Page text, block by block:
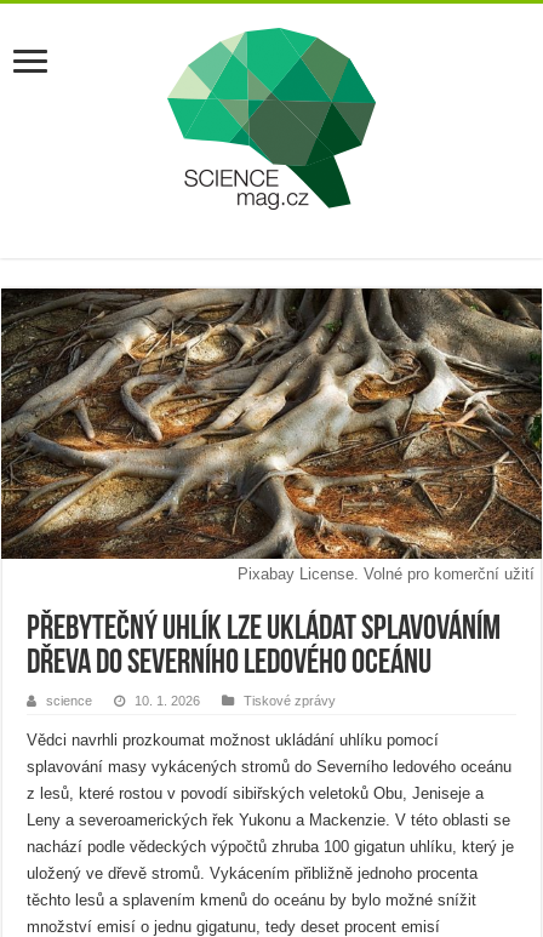
Pixabay License. Volné pro komerční užití
Přebytečný uhlík lze ukládat splavováním
dřeva do Severního ledového oceánu
science 10. 1. 2026 Tiskové zprávy
Vědci navrhli prozkoumat možnost ukládání uhlíku pomocí
splavování masy vykácených stromů do Severního ledového oceánu
z lesů, které rostou v povodí sibiřských veletoků Obu, Jeniseje a
Leny a severoamerických řek Yukonu a Mackenzie. V této oblasti se
nachází podle vědeckých výpočtů zhruba 100 gigatun uhlíku, který je
uložený ve dřevě stromů. Vykácením přibližně jednoho procenta
těchto lesů a splavením kmenů do oceánu by bylo možné snížit
množství emisí o jednu gigatunu, tedy deset procent emisí